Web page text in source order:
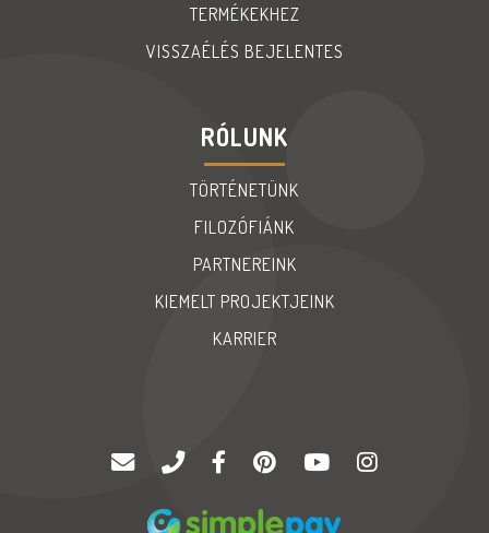
TERMÉKEKHEZ
VISSZAÉLÉS BEJELENTES
RÓLUNK
TÖRTÉNETÜNK
FILOZÓFIÁNK
PARTNEREINK
KIEMELT PROJEKTJEINK
KARRIER